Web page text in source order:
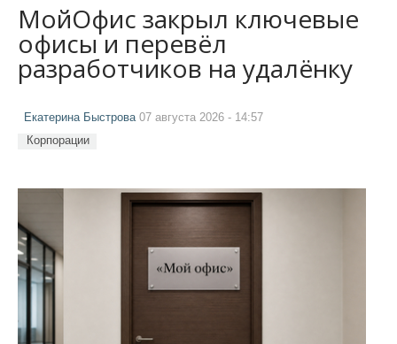
МойОфис закрыл ключевые
офисы и перевёл
разработчиков на удалёнку
Екатерина Быстрова 07 августа 2026 - 14:57
Корпорации